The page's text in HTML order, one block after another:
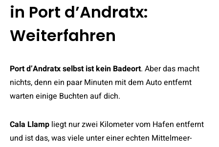
in Port d’Andratx:
Weiterfahren
Port d’Andratx selbst ist kein Badeort. Aber das macht
nichts, denn ein paar Minuten mit dem Auto entfernt
warten einige Buchten auf dich.
Cala Llamp liegt nur zwei Kilometer vom Hafen entfernt
und ist das, was viele unter einer echten Mittelmeer-